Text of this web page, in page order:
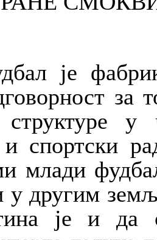
је
за
структуре
спортски
млади
другим
је и да